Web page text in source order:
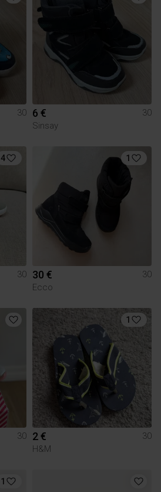
30
6 €
30
Sinsay
4
30
1
30 €
30
Ecco
30
1
2 €
30
H&M
1